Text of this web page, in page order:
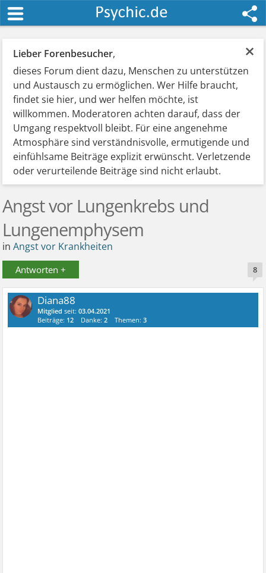
×
Lieber Forenbesucher,
dieses Forum dient dazu, Menschen zu unterstützen
und Austausch zu ermöglichen. Wer Hilfe braucht,
findet sie hier, und wer helfen möchte, ist
willkommen. Moderatoren achten darauf, dass der
Umgang respektvoll bleibt. Für eine angenehme
Atmosphäre sind verständnisvolle, ermutigende und
einfühlsame Beiträge explizit erwünscht. Verletzende
oder verurteilende Beiträge sind nicht erlaubt.
Angst vor Lungenkrebs und
Lungenemphysem
inAngst vor Krankheiten
Antworten + 8
Diana88
Mitglied seit:03.04.2021
Beiträge: 12 Danke:2 Themen:3